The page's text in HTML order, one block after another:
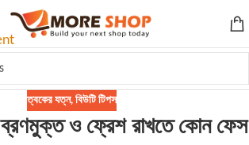
ত্বকের যত্ন, বিউটি টিপস
ও ফ্রেশ রাখতে কোন ফেস